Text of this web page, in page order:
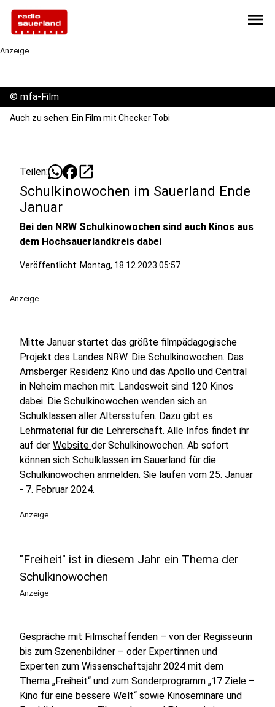
menu
Anzeige
© mfa-Film
Auch zu sehen: Ein Film mit Checker Tobi
Teilen: open_in_new
Schulkinowochen im Sauerland Ende
Januar
Bei den NRW Schulkinowochen sind auch Kinos aus
dem Hochsauerlandkreis dabei
Veröffentlicht: Montag, 18.12.2023 05:57
Anzeige
Mitte Januar startet das größte filmpädagogische
Projekt des Landes NRW. Die Schulkinowochen. Das
Arnsberger Residenz Kino und das Apollo und Central
in Neheim machen mit. Landesweit sind 120 Kinos
dabei. Die Schulkinowochen wenden sich an
Schulklassen aller Altersstufen. Dazu gibt es
Lehrmaterial für die Lehrerschaft. Alle Infos findet ihr
auf der Website der Schulkinowochen. Ab sofort
können sich Schulklassen im Sauerland für die
Schulkinowochen anmelden. Sie laufen vom 25. Januar
- 7. Februar 2024.
Anzeige
"Freiheit" ist in diesem Jahr ein Thema der
Schulkinowochen
Anzeige
Gespräche mit Filmschaffenden – von der Regisseurin
bis zum Szenenbildner – oder Expertinnen und
Experten zum Wissenschaftsjahr 2024 mit dem
Thema „Freiheit“ und zum Sonderprogramm „17 Ziele –
Kino für eine bessere Welt“ sowie Kinoseminare und